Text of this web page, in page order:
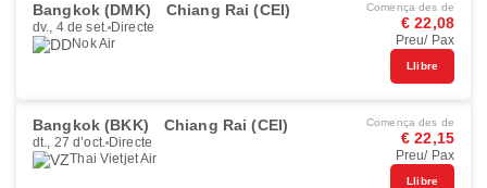
Bangkok (DMK) Chiang Rai (CEI)
dv., 4 de set. Directe
Nok Air
Comença des de
€ 22,08
Preu/ Pax
Llibre
Bangkok (BKK) Chiang Rai (CEI)
dt., 27 d’oct. Directe
Thai Vietjet Air
Comença des de
€ 22,15
Preu/ Pax
Llibre